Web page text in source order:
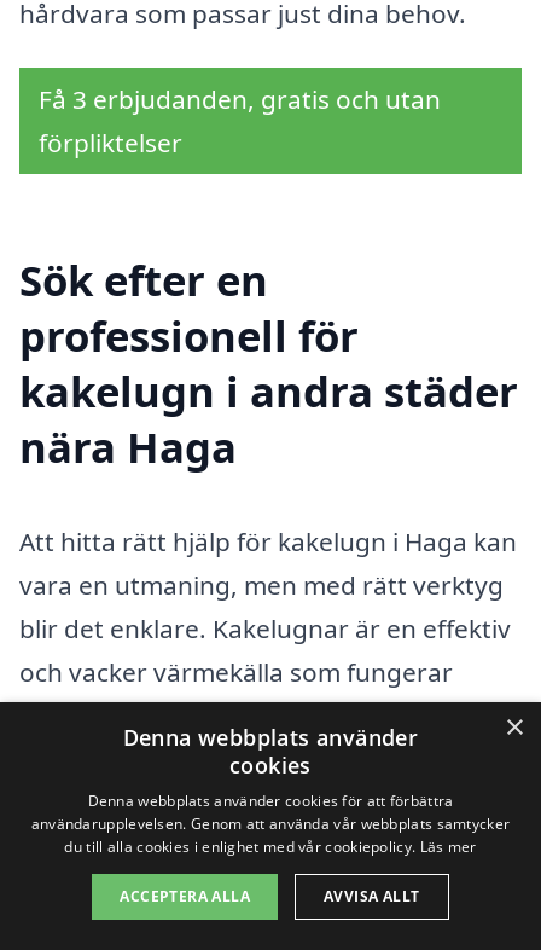
hårdvara som passar just dina behov.
Få 3 erbjudanden, gratis och utan
förpliktelser
Sök efter en
professionell för
kakelugn i andra städer
nära Haga
Att hitta rätt hjälp för kakelugn i Haga kan
vara en utmaning, men med rätt verktyg
blir det enklare. Kakelugnar är en effektiv
och vacker värmekälla som fungerar
utmärkt i många hem. Oavsett om du ska
installera en ny kakelugn, renovera en
gammal, eller få råd om underhåll, är det
viktigt att hitta kvalificerade
yrkespersoner som kan bistå dig i ditt
×
Denna webbplats använder
cookies
Denna webbplats använder cookies för att förbättra
användarupplevelsen. Genom att använda vår webbplats samtycker
du till alla cookies i enlighet med vår cookiepolicy. Läs mer
ACCEPTERA ALLA AVVISA ALLT